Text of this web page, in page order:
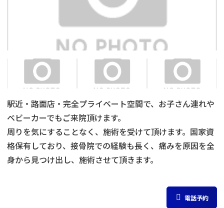
駅近・路面店・完全プライベート空間で、お子さん連れや
ベビーカーでもご来院頂けます。
周りを気にすることなく、施術を受けて頂けます。国家資
格保有しており、接骨院での経験も長く、痛みを原因を全
身から見つけ出し、施術させて頂きます。
電話予約